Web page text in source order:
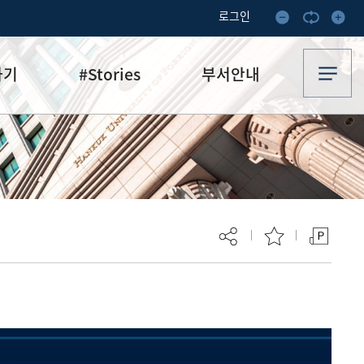
로그인
#Stories
기부·수혜스토리
기금소식
이달의 기부자
부서안내
업무안내
오시는 길
등록하시겠습니까?